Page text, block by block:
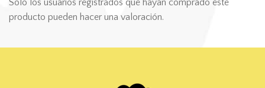
Solo los usuarios registrados que hayan comprado este
producto pueden hacer una valoración.